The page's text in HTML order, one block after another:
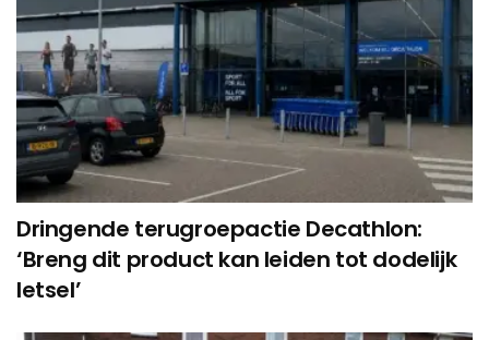
Dringende terugroepactie Decathlon:
‘Breng dit product kan leiden tot dodelijk
letsel’